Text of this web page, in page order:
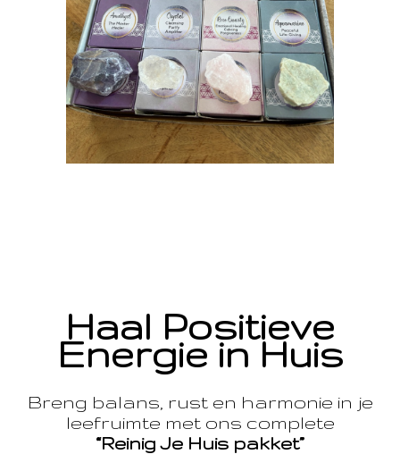
Haal Positieve
Energie in Huis
Breng balans, rust en harmonie in je
leefruimte met ons complete
“Reinig Je Huis pakket”